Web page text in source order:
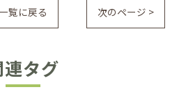
覧に戻る 次のページ >
連タグ